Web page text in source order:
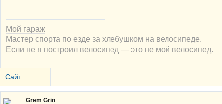
Мой гараж
Мастер спорта по езде за хлебушком на велосипеде.
Если не я построил велосипед — это не мой велосипед.
Сайт
Grem Grin